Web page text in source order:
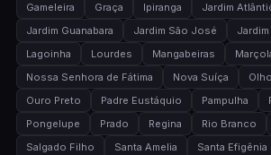
Gameleira
Graça Ipiranga
Jardim
Jardim Guanabara
Jardim São José
Lagoinha
Lourdes Mangabeiras
Nossa Senhora de Fátima
Nova Suíça
Ouro Preto
Padre Eustáquio Pampulha
Pongelupe
Prado Regina Rio Branco
Salgado Filho
Santa Amelia Santa Efigênia